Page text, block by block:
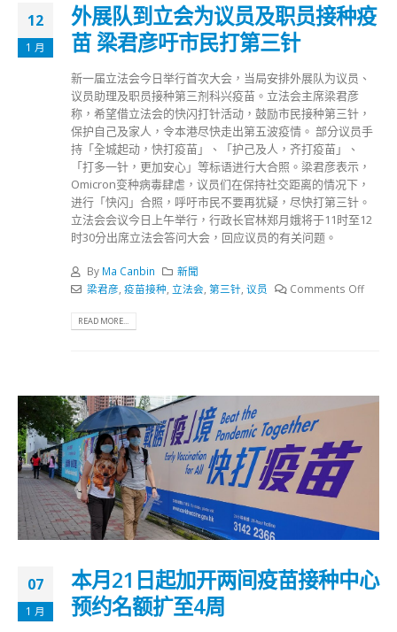
12
1 月
外展队到立会为议员及职员接种疫
苗 梁君彦吁市民打第三针
新一届立法会今日举行首次大会，当局安排外展队为议员、
议员助理及职员接种第三剂科兴疫苗。立法会主席梁君彦
称，希望借立法会的快闪打针活动，鼓励市民接种第三针，
保护自己及家人，令本港尽快走出第五波疫情。 部分议员手
持「全城起动，快打疫苗」、「护己及人，齐打疫苗」、
「打多一针，更加安心」等标语进行大合照。梁君彦表示，
Omicron变种病毒肆虐，议员们在保持社交距离的情况下，
进行「快闪」合照，呼吁市民不要再犹疑，尽快打第三针。
立法会会议今日上午举行，行政长官林郑月娥将于11时至12
时30分出席立法会答问大会，回应议员的有关问题。
By Ma Canbin
新聞
梁君彦, 疫苗接种, 立法会, 第三针, 议员 Comments Off
READ MORE...
07
1 月
本月21日起加开两间疫苗接种中心
预约名额扩至4周